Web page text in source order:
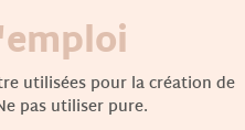
utilisées pour la création de
pas utiliser pure.